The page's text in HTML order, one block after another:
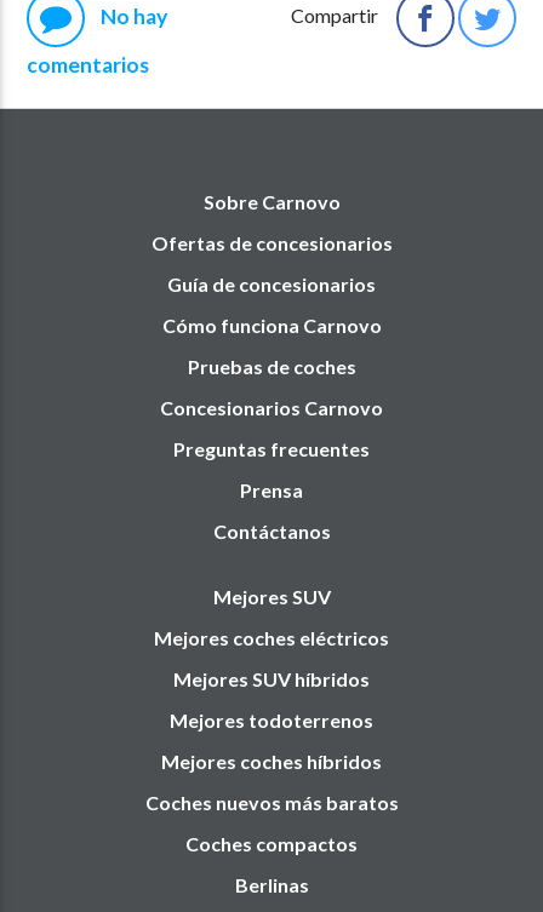
Compartir
No hay
comentarios
Sobre Carnovo
Ofertas de concesionarios
Guía de concesionarios
Cómo funciona Carnovo
Pruebas de coches
Concesionarios Carnovo
Preguntas frecuentes
Prensa
Contáctanos
Mejores SUV
Mejores coches eléctricos
Mejores SUV híbridos
Mejores todoterrenos
Mejores coches híbridos
Coches nuevos más baratos
Coches compactos
Berlinas